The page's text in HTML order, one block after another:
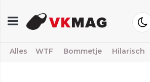
Alles WTF Bommetje Hilarisch